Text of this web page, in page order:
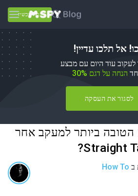
נסה עכשיו
אל תלכו עדיין!
לעקוב עוד היום עם מבצע
הנחה על דגם 30%
לסגור את העסקה
הטובה ביותר למעקב אחר
ב How To